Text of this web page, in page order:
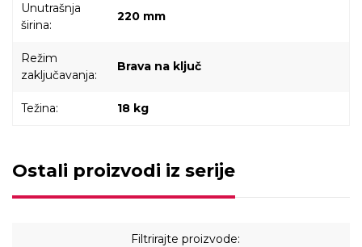
Unutrašnja
širina:
220 mm
Režim
zaključavanja:
Brava na ključ
Težina: 18 kg
Ostali proizvodi iz serije
Filtrirajte proizvode: